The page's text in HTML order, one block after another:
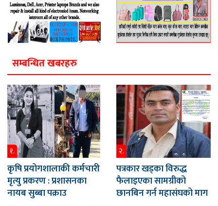
सम्बन्धित खबरहरु
१.
कृषि प्रयोगशालाकी कर्मचारी
मृत्यु प्रकरण : प्रशासनका
नायब सुब्बा पक्राउ
२.
पत्रकार खड्का विरुद्ध
फैलाइएका सामग्रीको
छानबिन गर्न महासंघको माग